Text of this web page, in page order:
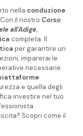
nella conduzione
il nostro Corso
all'Adige,
completa. Il
per garantire un
imparerai le
necessarie
e quella degli
investire nel tuo
Scopri come il